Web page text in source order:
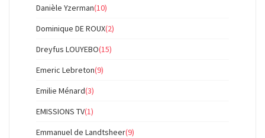
Danièle Yzerman(10)
Dominique DE ROUX(2)
Dreyfus LOUYEBO(15)
Emeric Lebreton(9)
Emilie Ménard(3)
EMISSIONS TV(1)
Emmanuel de Landtsheer(9)